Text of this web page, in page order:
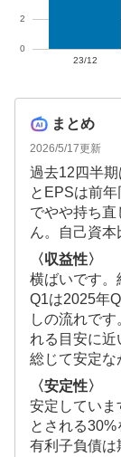
まとめ
2026/5/17更新
過去12四半
とEPSは前
でやや持ち
ん。自己資本
〈収益性〉
横ばいです。
Q1は2025年
しの流れで
れる目安に近
総じて安定な
〈安定性〉
安定していま
とされる30%
有利子負債は